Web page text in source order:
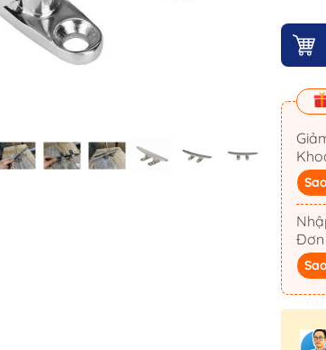
Cổ Dê Inox
Mui Bạt Cano
Bản Lề Inox
La Bàn
Đế Giữ Ly
Thảm Lót
Bàn Ghế
Đơn